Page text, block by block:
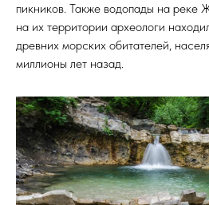
пикников. Также водопады на реке
на их территории археологи
древних морских обитателей,
миллионы лет назад.